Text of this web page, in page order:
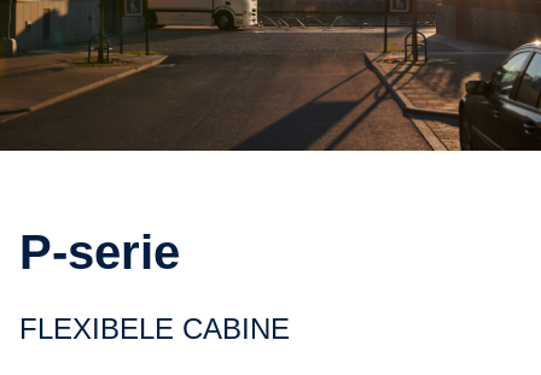
P-serie
FLEXIBELE CABINE